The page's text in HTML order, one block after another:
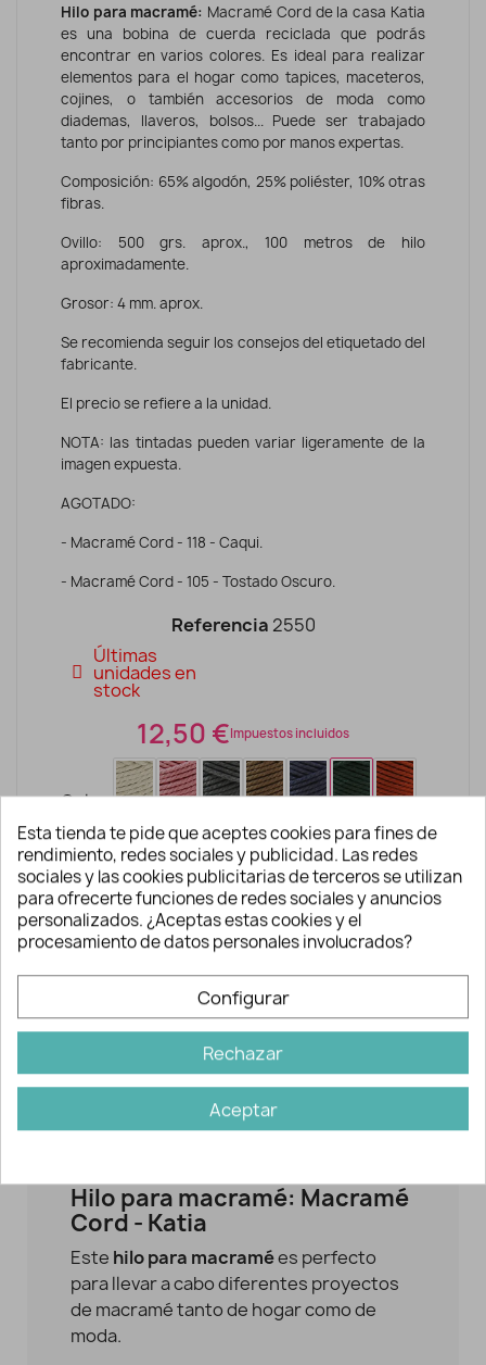
Hilo para macramé: Macramé Cord de la casa Katia
es una bobina de cuerda reciclada que podrás
encontrar en varios colores. Es ideal para realizar
elementos para el hogar como tapices, maceteros,
cojines, o también accesorios de moda como
diademas, llaveros, bolsos... Puede ser trabajado
tanto por principiantes como por manos expertas.
Composición: 65% algodón, 25% poliéster, 10% otras
fibras.
Ovillo: 500 grs. aprox., 100 metros de hilo
aproximadamente.
Grosor: 4 mm. aprox.
Se recomienda seguir los consejos del etiquetado del
fabricante.
El precio se refiere a la unidad.
NOTA: las tintadas pueden variar ligeramente de la
imagen expuesta.
AGOTADO:
- Macramé Cord - 118 - Caqui.
- Macramé Cord - 105 - Tostado Oscuro.
Referencia 2550
Últimas
unidades en
stock
12,50 €Impuestos incluidos
Color
AÑADIR A LA CESTA
Descripción y detalles
Hilo para macramé: Macramé
Cord - Katia
Este hilo para macramées perfecto
para llevar a cabo diferentes proyectos
de macramé tanto de hogar como de
moda.
Esta tienda te pide que aceptes cookies para fines de
rendimiento, redes sociales y publicidad. Las redes
sociales y las cookies publicitarias de terceros se utilizan
para ofrecerte funciones de redes sociales y anuncios
personalizados. ¿Aceptas estas cookies y el
procesamiento de datos personales involucrados?
Configurar
Rechazar
Aceptar